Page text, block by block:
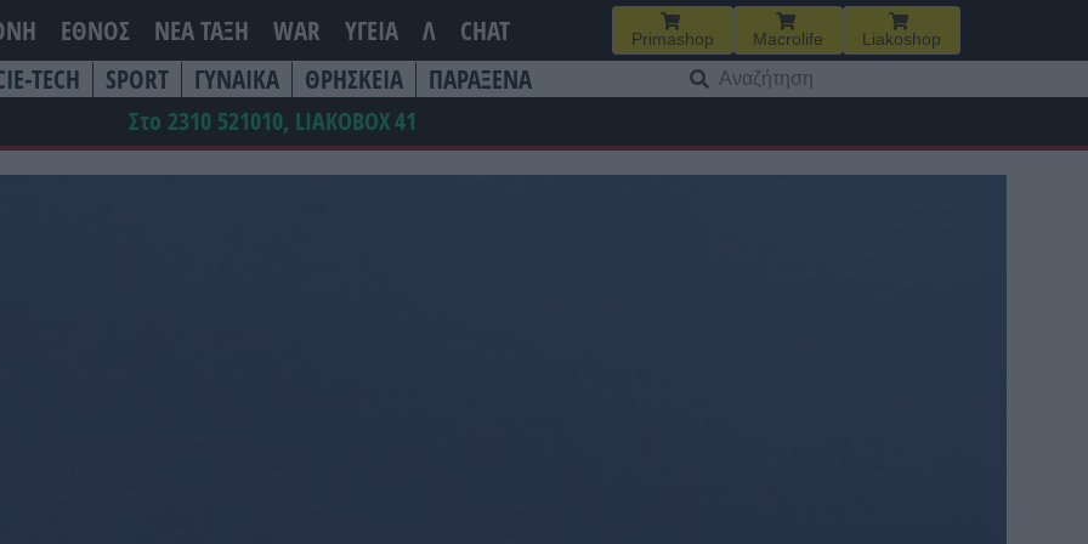
ΕΘΝΟΣ ΝΕΑ ΤΆΞΗ WAR ΥΓΕΙΑ Λ CHAT Primashop Macrolife Liakoshop
TECH SPORT ΓΥΝΑΙΚΑ ΘΡΗΣΚΕΙΑ ΠΑΡΑΞΕΝΑ
για:
Στο 2310 521010, LIAKOBOX41